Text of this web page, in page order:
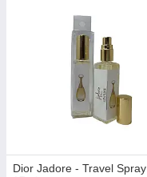
Dior Jadore - Travel Spray